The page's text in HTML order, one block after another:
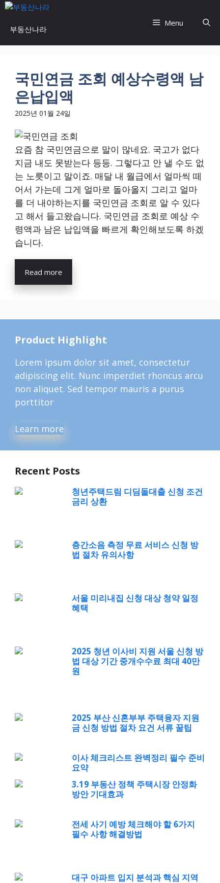
Skip
content
부동산나라
Menu
국민연금 조회 예상수령액 남
은납입액
2025년 01월 24일
요즘 참 국민연금으로 말이 많네요. 국고가 없다
지금 내도 못받는다 등등. 그렇다고 안 낼 수도 없
는 노릇이고 말이죠. 매달 내 월급에서 얼마씩 떼
어서 가는데 그게 얼마로 돌아올지 그리고 얼마
를 더 내야하는지를 국민연금 조회로 알 수 있다
고 해서 들고왔습니다. 국민연금 조회로 예상 수
령액과 남은 납입액을 빠르게 확인해보도록 하겠
습니다.
Read more
Product Highlight
Lorem ipsum dolor sit amet, consectetur
adipiscing elit. Nunc imperdiet rhoncus arcu
non aliquet. Sed tempor mauris a purus
porttitor
Learn more
Recent Posts
청년주택드림 디딤돌대출 신청 조건
금리 상환
층간소음 측정 무료 서비스 신청 방
법 절차 유의사항
서울 미리내집 신청 대상 청약 일정
혜택
2025 청년 이사비 지원 서울 신청 방
법 대상 기간 중개수수료 최대 40만
원
2025 부산 신혼부부 주택융자 지원
금 신청 방법 절차 요건 서류 꿀팁
이사 체크리스트 완벽정리 필수 준비
요약
3.19 부동산 정책 주택시장 안정화
방안 기대효과
전세 사기 예방 체크해야 할 6가지
필수 사항 해결방법
대구 아파트 입지 분석과 핵심 지역